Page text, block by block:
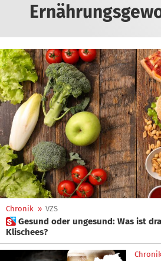
Chronik » VZS
 Gesund oder ungesund: Was ist dran an den Lebensmittel-
Klischees?